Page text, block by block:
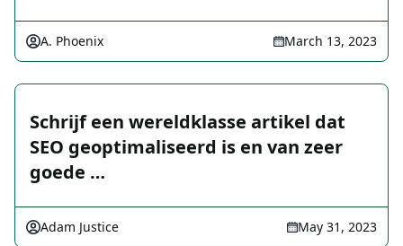
A. Phoenix March 13, 2023
Schrijf een wereldklasse artikel dat
SEO geoptimaliseerd is en van zeer
goede …
Adam Justice May 31, 2023